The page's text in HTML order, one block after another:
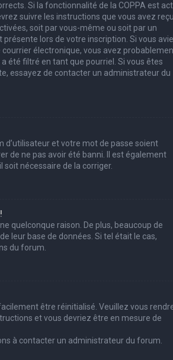
Si la fonctionnalité de la COPPA est
suivre les instructions que vous avez
soit par vous-même ou soit par un
lors de votre inscription. Si vous
électronique, vous avez
été filtré en tant que pourriel. Si vous êtes
essayez de contacter un administrateur du
d’utilisateur et votre mot de passe soient
de ne pas avoir été banni. Il est également
nécessaire de la corriger.
quelconque raison. De plus, beaucoup de
leur base de données. Si tel était le cas,
du forum.
être réinitialisé. Veuillez vous
et vous devriez être en mesure de
à contacter un administrateur du forum.